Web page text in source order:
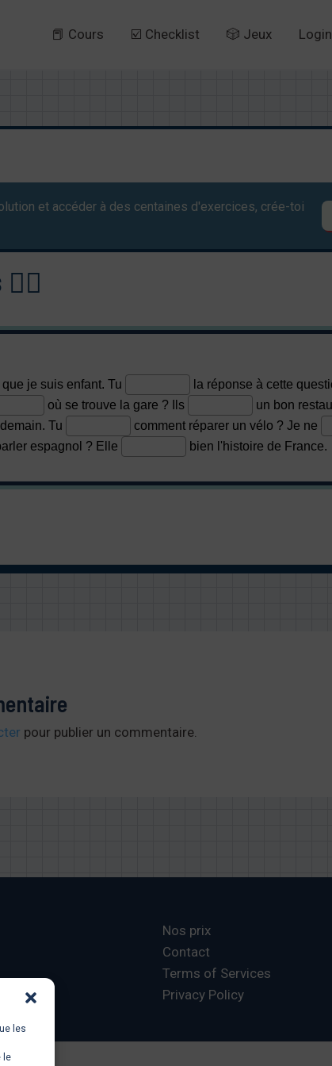
les
le
📕 Cours ☑️ Checklist 🎲 Jeux Login
et accéder à des centaines d'exercices, crée-toi
🏋️‍♀️
pour publier un commentaire.
Nos prix
Contact
Terms of Services
Privacy Policy